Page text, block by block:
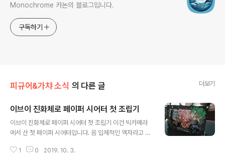
Monochrome 카논의 블로그입니다.
구독하기
피규어&가챠 소식 의 다른 글 더보기
이브이 진화체로 페이퍼 시어터 첫 조립기
이브이 진화체로 페이퍼 시어터 첫 조립기 이건 빅카메라
에서 산 첫 페이퍼 시어터입니다. 음 입체적인 액자라고 생
너무나 이뻐서 어려워 보여도 요걸로 샀습니다! ㅎㅎ 아고
1 0 2019. 10. 3.